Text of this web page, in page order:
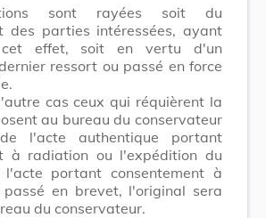
sont rayées soit du
des parties intéressées, ayant
effet, soit en vertu d'un
ressort ou passé en force
cas ceux qui réquièrent la
au bureau du conservateur
l'acte authentique portant
à radiation ou l'expédition du
l'acte portant consentement à
en brevet, l'original sera
du conservateur.